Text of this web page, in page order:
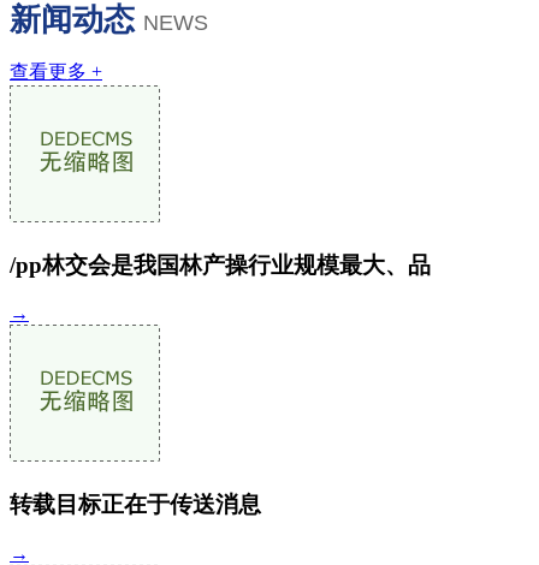
新闻动态 NEWS
查看更多 +
/pp林交会是我国林产操行业规模最大、品
→
转载目标正在于传送消息
→